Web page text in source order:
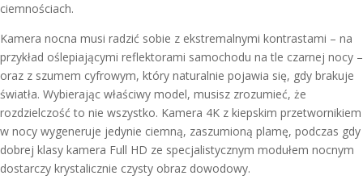
ciemnościach.
Kamera nocna musi radzić sobie z ekstremalnymi kontrastami – na
przykład oślepiającymi reflektorami samochodu na tle czarnej nocy –
oraz z szumem cyfrowym, który naturalnie pojawia się, gdy brakuje
światła. Wybierając właściwy model, musisz zrozumieć, że
rozdzielczość to nie wszystko. Kamera 4K z kiepskim przetwornikiem
w nocy wygeneruje jedynie ciemną, zaszumioną plamę, podczas gdy
dobrej klasy kamera Full HD ze specjalistycznym modułem nocnym
dostarczy krystalicznie czysty obraz dowodowy.